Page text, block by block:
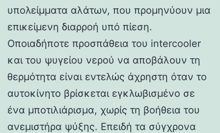
υπολείμματα αλάτων, που προμηνύουν μια
επικείμενη διαρροή υπό πίεση.
Οποιαδήποτε προσπάθεια του intercooler
και του ψυγείου νερού να αποβάλουν τη
θερμότητα είναι εντελώς άχρηστη όταν το
αυτοκίνητο βρίσκεται εγκλωβισμένο σε
ένα μποτιλιάρισμα, χωρίς τη βοήθεια του
ανεμιστήρα ψύξης. Επειδή τα σύγχρονα